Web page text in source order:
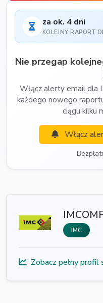
za ok. 4 dni
KOLEJNY RAPORT
Nie przegap
Włącz alerty email dla
każdego nowego
ciągu kilku
Włącz
IMC
Zobacz pełny profil